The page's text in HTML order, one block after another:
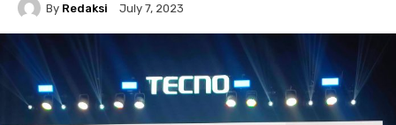
By Redaksi July 7, 2023